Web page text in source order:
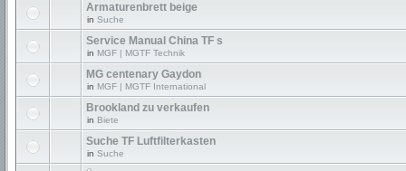
Armaturenbrett beige
in Suche
Service Manual China TF s
in MGF | MGTF Technik
MG centenary Gaydon
in MGF | MGTF International
Brookland zu verkaufen
in Biete
Suche TF Luftfilterkasten
in Suche